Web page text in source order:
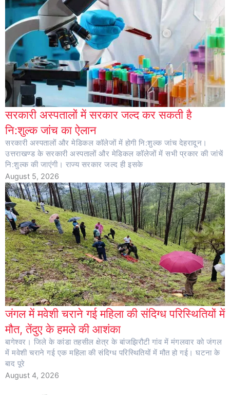
सरकारी अस्पतालों में सरकार जल्द कर सकती है
नि:शुल्क जांच का ऐलान
सरकारी अस्पतालों और मेडिकल कॉलेजों में होगी नि:शुल्क जांच देहरादून।
उत्तराखण्ड के सरकारी अस्पतालों और मेडिकल कॉलेजों में सभी प्रकार की जांचें
नि:शुल्क की जाएंगी। राज्य सरकार जल्द ही इसके
August 5, 2026
जंगल में मवेशी चराने गई महिला की संदिग्ध परिस्थितियों में
मौत, तेंदुए के हमले की आशंका
बागेश्वर। जिले के कांडा तहसील क्षेत्र के बांजझिरौटी गांव में मंगलवार को जंगल
में मवेशी चराने गई एक महिला की संदिग्ध परिस्थितियों में मौत हो गई। घटना के
बाद पूरे
August 4, 2026